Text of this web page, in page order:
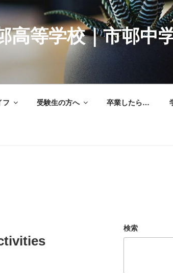
等学校｜市邨中
フ 受験生の方へ 卒業したら…
検索